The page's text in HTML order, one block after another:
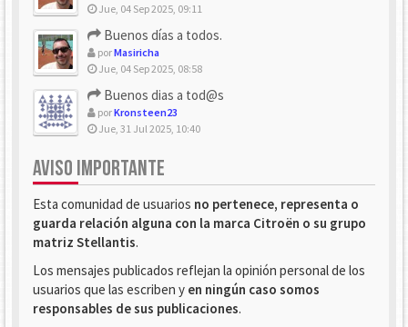
Jue, 04 Sep 2025, 09:11
Buenos días a todos.
porMasiricha
Jue, 04 Sep 2025, 08:58
Buenos dias a tod@s
porKronsteen23
Jue, 31 Jul 2025, 10:40
AVISO IMPORTANTE
Esta comunidad de usuarios no pertenece, representa o
guarda relación alguna con la marca Citroën o su grupo
matriz Stellantis.
Los mensajes publicados reflejan la opinión personal de los
usuarios que las escriben y en ningún caso somos
responsables de sus publicaciones.